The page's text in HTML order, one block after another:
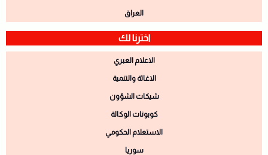
العراق
اخترنا لك
الاعلام العبري
الاغاثة والتنمية
شيكات الشؤون
كوبونات الوكالة
الاستعلام الحكومي
سوريا